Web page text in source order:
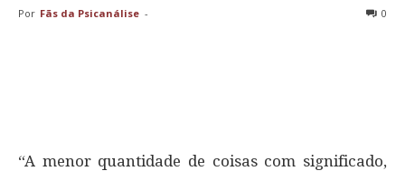
Por Fãs da Psicanálise - 0
“A menor quantidade de coisas com significado,